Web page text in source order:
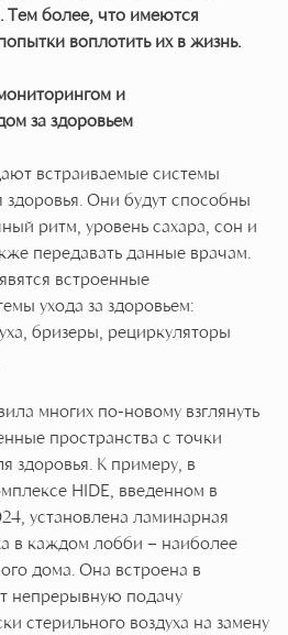
Тем более, что имеются
воплотить их в жизнь.
и
за здоровьем
встраиваемые системы
здоровья. Они будут способны
ритм, уровень сахара, сон и
передавать данные врачам.
встроенные
ухода за здоровьем:
бризеры, рециркуляторы
многих по-новому взглянуть
пространства с точки
здоровья. К примеру, в
HIDE, введенном в
установлена ламинарная
в каждом лобби – наиболее
дома. Она встроена в
непрерывную подачу
стерильного воздуха на замену